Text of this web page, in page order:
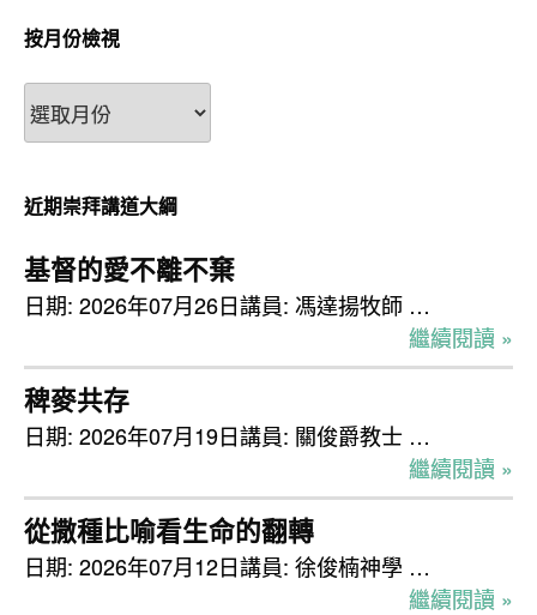
按月份檢視
按
月
檢
視
近期崇拜講道大綱
基督的愛不離不棄
日期: 2026年07月26日講員: 馮達揚牧師 …
繼續閱讀 »
稗麥共存
日期: 2026年07月19日講員: 關俊爵教士 …
繼續閱讀 »
從撒種比喻看生命的翻轉
日期: 2026年07月12日講員: 徐俊楠神學 …
繼續閱讀 »